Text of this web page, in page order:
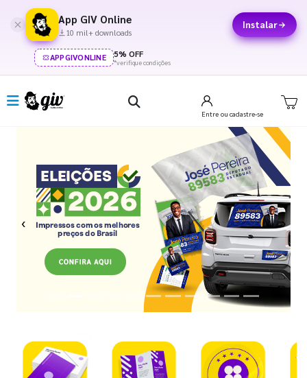
App GIV Online
10 mil+ downloads
Instalar
APPGIVONLINE 5% OFF
*verifique condições
Entre ou cadastre-se
Previous Next